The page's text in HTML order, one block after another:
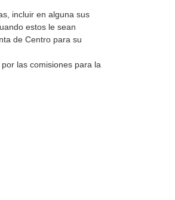
incluir en alguna sus
estos le sean
de Centro para su
las comisiones para la